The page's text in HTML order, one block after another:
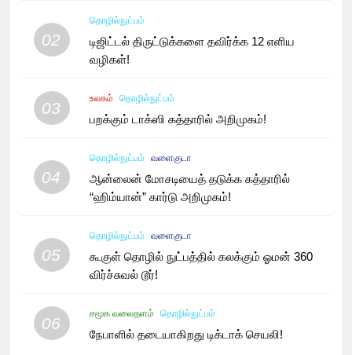
02
தொழில்நுட்பம்
டிஜிட்டல் திருட்டுக்களை தவிர்க்க 12 எளிய
வழிகள்!
03
உலகம் தொழில்நுட்பம்
பறக்கும் டாக்ஸி கத்தாரில் அறிமுகம்!
04
தொழில்நுட்பம் வளைகுடா
ஆன்லைன் மோசடியைத் தடுக்க கத்தாரில்
“ஹிம்யான்” கார்டு அறிமுகம்!
05
தொழில்நுட்பம் வளைகுடா
கூகுள் தொழில் நுட்பத்தில் கலக்கும் ஓமன் 360
விர்ச்சுவல் டூர்!
06
சமூக வலைதளம் தொழில்நுட்பம்
நேபாளில் தடையாகிறது டிக்டாக் செயலி!